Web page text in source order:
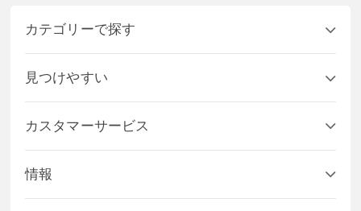
カテゴリーで探す
見つけやすい
カスタマーサービス
情報